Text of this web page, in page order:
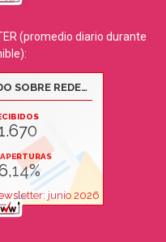
(promedio diario durante